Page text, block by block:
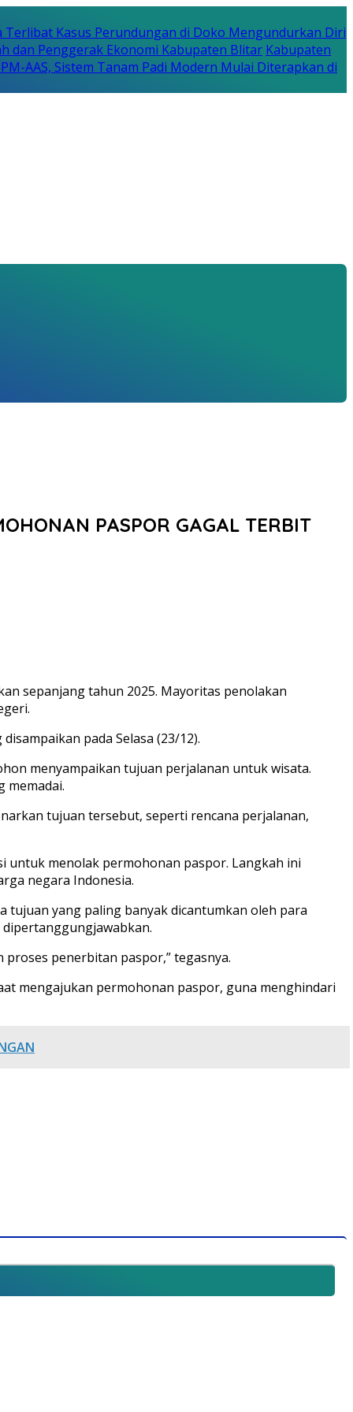
Terlibat Kasus Perundungan di Doko Mengundurkan Diri
dan Penggerak Ekonomi Kabupaten Blitar Kabupaten
AAS, Sistem Tanam Padi Modern Mulai Diterapkan di
PASPOR GAGAL TERBIT
sepanjang tahun 2025. Mayoritas penolakan
pada Selasa (23/12).
menyampaikan tujuan perjalanan untuk wisata.
memadai.
tujuan tersebut, seperti rencana perjalanan,
untuk menolak permohonan paspor. Langkah ini
negara Indonesia.
tujuan yang paling banyak dicantumkan oleh para
penerbitan paspor,” tegasnya.
mengajukan permohonan paspor, guna menghindari